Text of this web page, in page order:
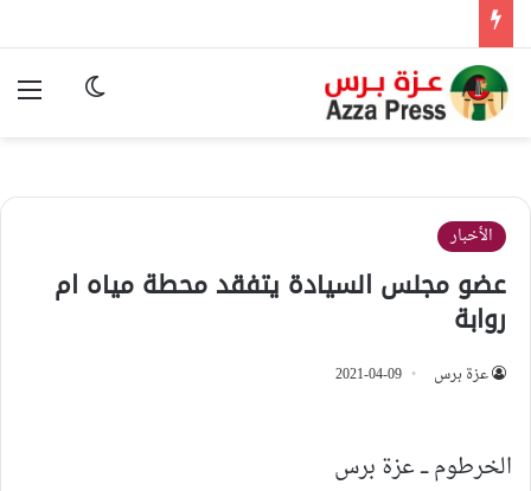
الوضع
الأخبار
عضو مجلس السيادة يتفقد محطة مياه ام
روابة
عزة برس 2021-04-09
الخرطوم ـــ عزة برس